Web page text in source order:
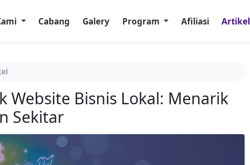
Cabang Galery Program Afiliasi Artikel
Website Bisnis Lokal: Menarik
Sekitar